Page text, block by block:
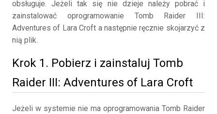
obsługuje. Jeżeli tak się nie dzieje należy pobrać i
zainstalować oprogramowanie Tomb Raider III:
Adventures of Lara Croft a następnie ręcznie skojarzyć z
nią plik.
Krok 1. Pobierz i zainstaluj Tomb
Raider III: Adventures of Lara Croft
Jeżeli w systemie nie ma oprogramowania Tomb Raider